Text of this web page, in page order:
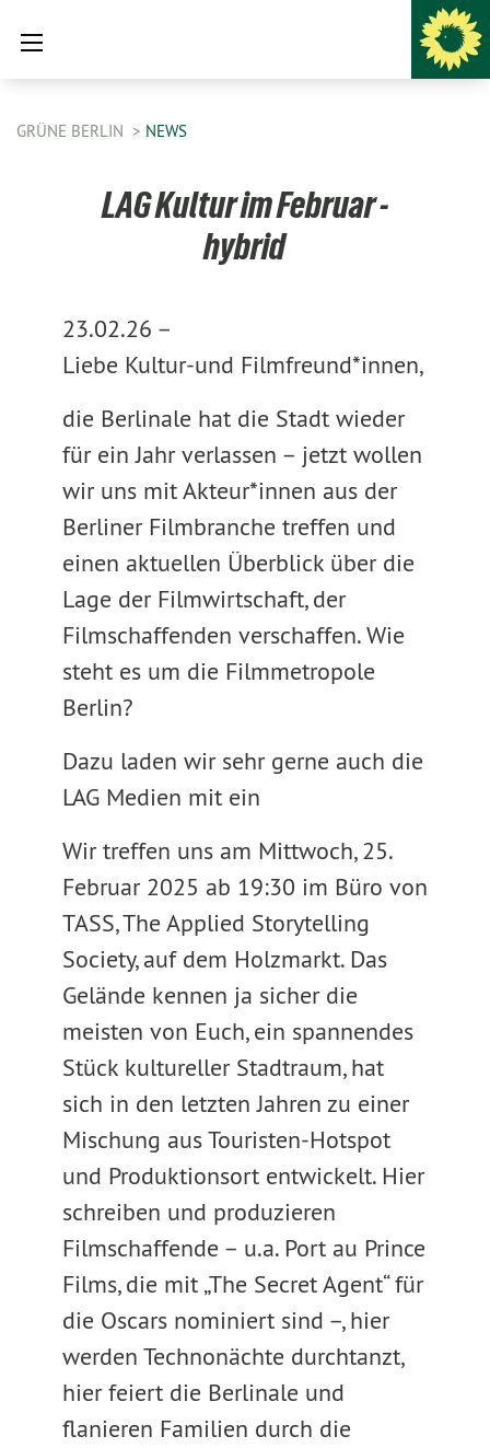
GRÜNE BERLIN NEWS
LAG Kultur im Februar -
hybrid
23.02.26 –
Liebe Kultur-und Filmfreund*innen,
die Berlinale hat die Stadt wieder
für ein Jahr verlassen – jetzt wollen
wir uns mit Akteur*innen aus der
Berliner Filmbranche treffen und
einen aktuellen Überblick über die
Lage der Filmwirtschaft, der
Filmschaffenden verschaffen. Wie
steht es um die Filmmetropole
Berlin?
Dazu laden wir sehr gerne auch die
LAG Medien mit ein
Wir treffen uns am Mittwoch, 25.
Februar 2025 ab 19:30 im Büro von
TASS, The Applied Storytelling
Society, auf dem Holzmarkt. Das
Gelände kennen ja sicher die
meisten von Euch, ein spannendes
Stück kultureller Stadtraum, hat
sich in den letzten Jahren zu einer
Mischung aus Touristen-Hotspot
und Produktionsort entwickelt. Hier
schreiben und produzieren
Filmschaffende – u.a. Port au Prince
Films, die mit „The Secret Agent“ für
die Oscars nominiert sind –, hier
werden Technonächte durchtanzt,
hier feiert die Berlinale und
flanieren Familien durch die